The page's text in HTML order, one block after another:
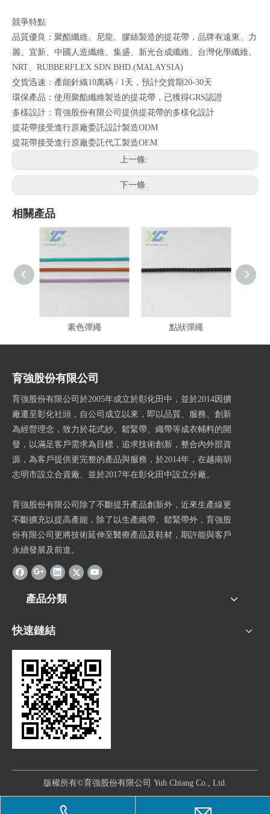
競爭特點
品質優良：聚酯纖維、尼龍、膠絲製造的提花帶，品牌有遠東、力
麗、宜新、中國人造纖維、集盛、新光合成纖維、台灣化學纖維、
NRT、RUBBERFLEX SDN.BHD.(MALAYSIA)
交貨迅速：產能針織10萬碼 / 1天，預計交貨期20-30天
環保產品：使用聚酯纖維製造的提花帶，已獲得GRS認證
多樣設計：育強股份有限公司提供提花帶的多樣化設計
提花帶接受進行原廠委託設計製造ODM
提花帶接受進行原廠委託代工製造OEM
上一條:
下一條:
相關產品
素色彈繩 點狀彈繩
育強股份有限公司
育強股份有限公司於2005年成立於彰化田中，並於2014因擴
廠遷至彰化社頭，自公司成立以來，即以品質、服務、創新
為經營理念，致力於花式紗、鬆緊帶、織帶等成衣輔料的開
發，以滿足客戶需求為目標，追求技術創新，整合內外部資
源，為客戶提供更完整的產品與服務，於2014年，在越南胡
志明市設立合資廠、並於2017年在彰化田中設立分廠。
育強股份有限公司除了不斷提升產品創新外，近來生產線更
不斷擴充以提高產能，除了以生產織帶、鬆緊帶外，育強股
份有限公司更將技術延伸至醫療產品及鞋材，期許能與客戶
永續發展及前進。
產品分類
快速鏈結
版權所有©育強股份有限公司 Yuh Chiang Co., Ltd.